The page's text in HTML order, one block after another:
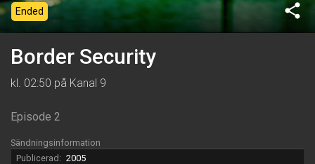
share
Ended
Border Security
kl. 02:50 på Kanal 9
Episode 2
Sändningsinformation
Publicerad: 2005